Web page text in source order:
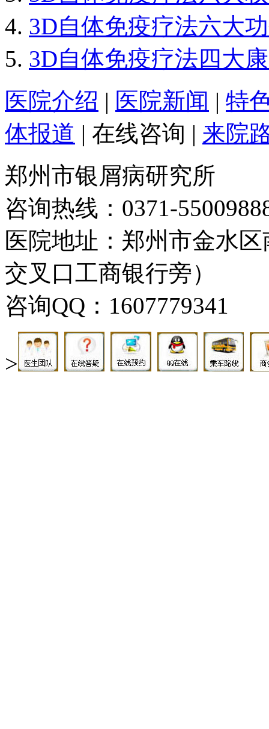
3D自体免疫疗法六大
3D自体免疫疗法四大
医院介绍 | 医院新闻 | 特
体报道 | 在线咨询 | 来院
郑州市银屑病研究所
咨询热线：0371-
医院地址：郑州市金水
交叉口工商银行旁）
咨询QQ：1607779341
>